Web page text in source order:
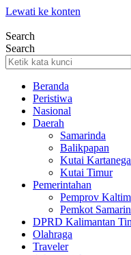
Lewati ke konten
Search
Search
Beranda
Peristiwa
Nasional
Daerah
Samarinda
Balikpapan
Kutai
Kutai Timur
Pemerintahan
Pemprov Kaltim
Pemkot
DPRD Kalimantan
Olahraga
Traveler